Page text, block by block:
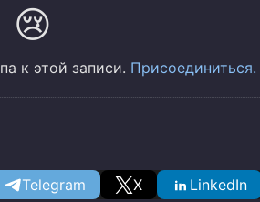
😢
к этой записи. Присоединиться.
Telegram X LinkedIn